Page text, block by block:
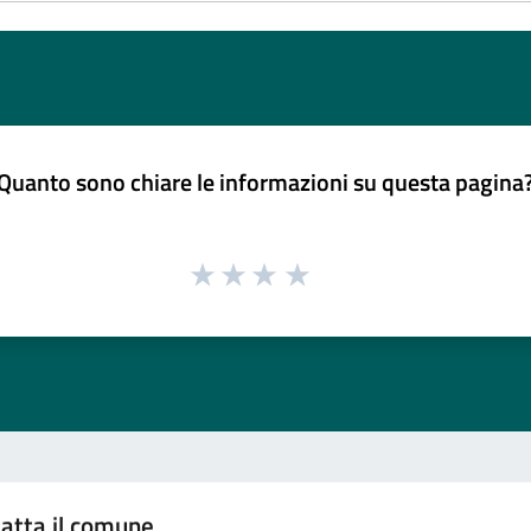
sono chiare le informazioni su questa